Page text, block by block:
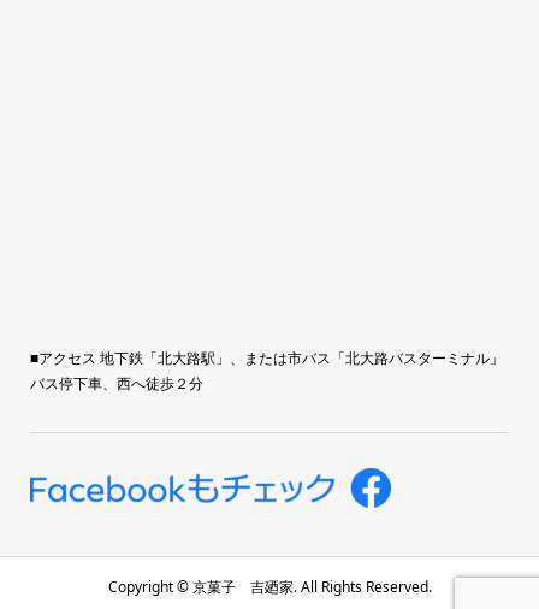
■アクセス 地下鉄「北大路駅」、または市バス「北大路バスターミナル」
バス停下車、西へ徒歩２分
Copyright ©京菓子 吉廼家. All Rights Reserved.